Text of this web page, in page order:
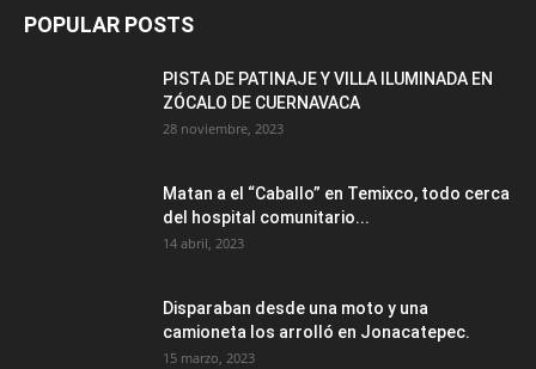
POPULAR POSTS
PISTA DE PATINAJE Y VILLA ILUMINADA EN
ZÓCALO DE CUERNAVACA
28 noviembre, 2023
Matan a el “Caballo” en Temixco, todo cerca
del hospital comunitario...
14 abril, 2023
Disparaban desde una moto y una
camioneta los arrolló en Jonacatepec.
15 marzo, 2023